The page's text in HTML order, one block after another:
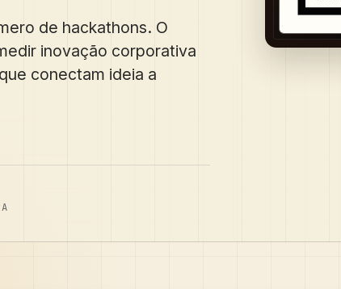
de hackathons. O
inovação corporativa
conectam ideia a